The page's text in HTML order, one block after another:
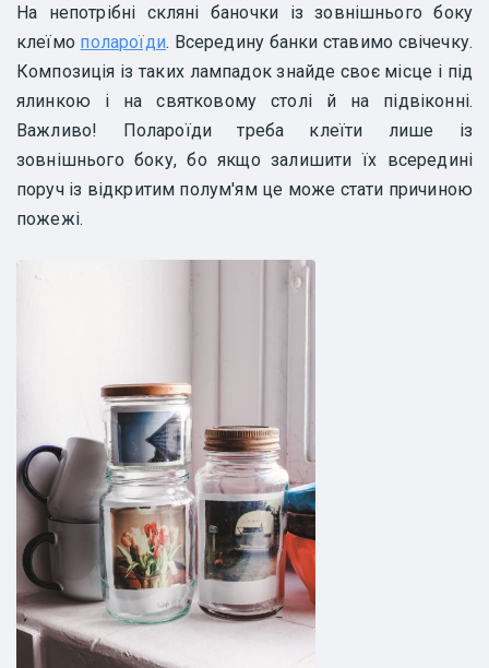
На непотрібні скляні баночки із зовнішнього боку
клеїмо полароїди. Всередину банки ставимо свічечку.
Композиція із таких лампадок знайде своє місце і під
ялинкою і на святковому столі й на підвіконні.
Важливо! Полароїди треба клеїти лише із
зовнішнього боку, бо якщо залишити їх всередині
поруч із відкритим полум'ям це може стати причиною
пожежі.